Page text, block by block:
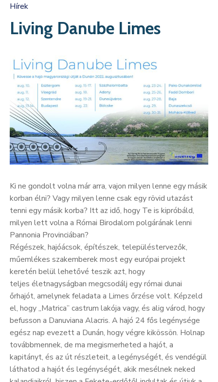
Hírek
Living Danube Limes
Ki ne gondolt volna már arra, vajon milyen lenne egy másik
korban élni? Vagy milyen lenne csak egy rövid utazást
tenni egy másik korba? Itt az idő, hogy Te is kipróbáld,
milyen lett volna a Római Birodalom polgárának lenni
Pannonia Provinciában?
Régészek, hajóácsok, építészek, településtervezők,
műemlékes szakemberek most egy európai projekt
keretén belül lehetővé teszik azt, hogy
teljes életnagyságban megcsodálj egy római dunai
őrhajót, amelynek feladata a Limes őrzése volt. Képzeld
el, hogy „Matrica” castrum lakója vagy, és alig várod, hogy
befusson a Danuviana Alacris. A hajó 24 fős legénysége
egész nap evezett a Dunán, hogy végre kikössön. Holnap
továbbmennek, de ma megismerheted a hajót, a
kapitányt, és az út részleteit, a legénységét, és vendégül
láthatod a hajót és legénységét, akik mesélnek neked